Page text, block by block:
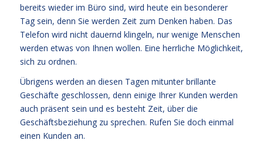
bereits wieder im Büro sind, wird heute ein besonderer
Tag sein, denn Sie werden Zeit zum Denken haben. Das
Telefon wird nicht dauernd klingeln, nur wenige Menschen
werden etwas von Ihnen wollen. Eine herrliche Möglichkeit,
sich zu ordnen.
Übrigens werden an diesen Tagen mitunter brillante
Geschäfte geschlossen, denn einige Ihrer Kunden werden
auch präsent sein und es besteht Zeit, über die
Geschäftsbeziehung zu sprechen. Rufen Sie doch einmal
einen Kunden an.